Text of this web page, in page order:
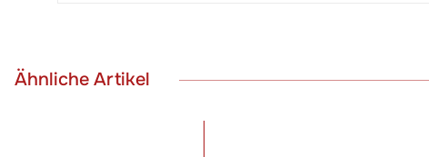
Ähnliche Artikel